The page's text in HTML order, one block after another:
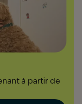
à partir de